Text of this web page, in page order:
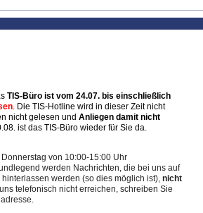
TIS-Büro ist vom 24.07. bis einschließlich
. Die TIS-Hotline wird in dieser Zeit nicht
nicht gelesen und Anliegen damit nicht
ist das TIS-Büro wieder für Sie da.
von 10:00-15:00 Uhr
werden Nachrichten, die bei uns auf
werden (so dies möglich ist), nicht
telefonisch nicht erreichen, schreiben Sie